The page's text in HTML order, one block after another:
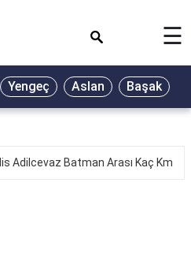
☰
Yengeç Aslan Başak
Adilcevaz Batman Arası Kaç Km